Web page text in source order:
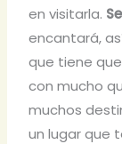
en visitarla.
encantará,
que tiene
con mucho
muchos
un lugar que